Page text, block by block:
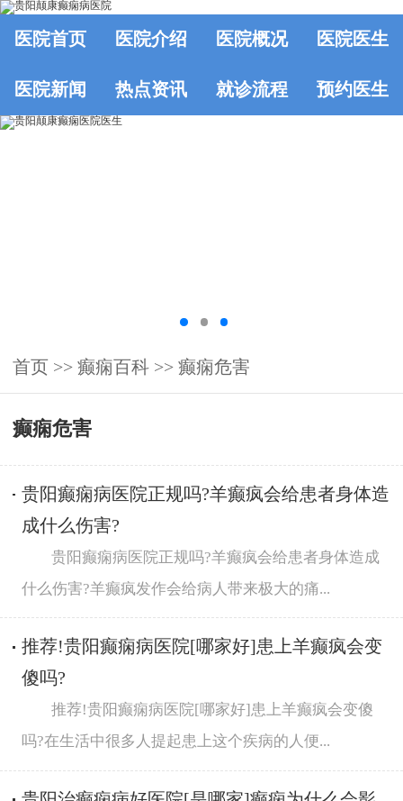
医院首页 医院介绍 医院概况 医院医生
医院新闻 热点资讯 就诊流程 预约医生
首页 >> 癫痫百科 >> 癫痫危害
癫痫危害
贵阳癫痫病医院正规吗?羊癫疯会给患者身体造
成什么伤害?
贵阳癫痫病医院正规吗?羊癫疯会给患者身体造成
什么伤害?羊癫疯发作会给病人带来极大的痛...
推荐!贵阳癫痫病医院[哪家好]患上羊癫疯会变
傻吗?
推荐!贵阳癫痫病医院[哪家好]患上羊癫疯会变傻
吗?在生活中很多人提起患上这个疾病的人便...